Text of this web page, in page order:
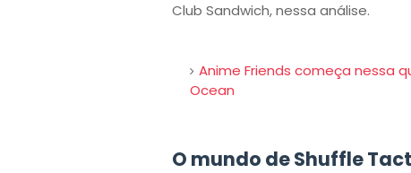
Club Sandwich, nessa análise.
Anime Friends começa nessa
Ocean
O mundo de Shuffle